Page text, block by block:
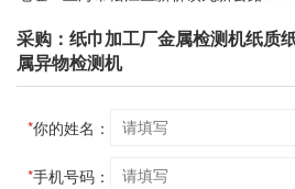
采购：纸巾加工厂金属检测机纸质
属异物检测机
*你的姓名：
*手机号码：